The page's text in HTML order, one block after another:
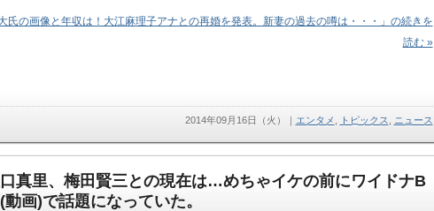
大氏の画像と年収は！大江麻理子アナとの再婚を発表。新妻の過去の噂は・・・」の続きを
読む »
2014年09月16日（火） ｜ エンタメ トピックス ニュース
真里、梅田賢三との現在は…めちゃイケの前にワイドナB
動画)で話題になっていた。